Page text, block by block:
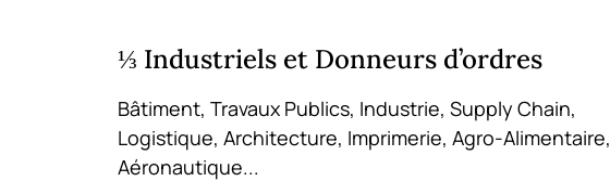
⅓ Industriels et Donneurs d’ordres
Bâtiment, Travaux Publics, Industrie, Supply Chain,
Logistique, Architecture, Imprimerie, Agro-Alimentaire,
Aéronautique...